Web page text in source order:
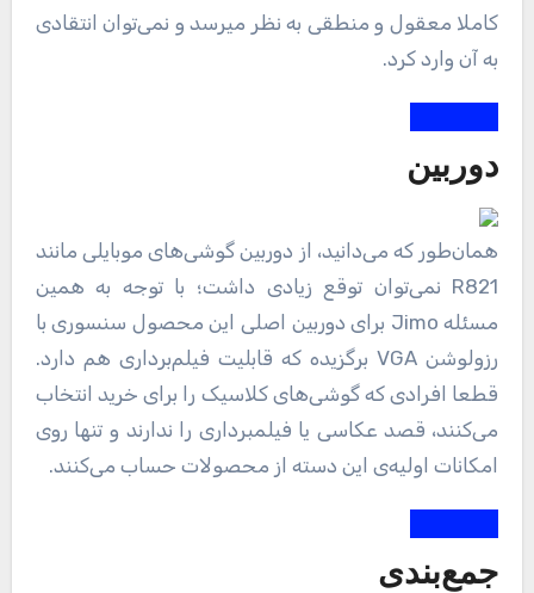
کاملا معقول و منطقی به نظر می‎رسد و نمی‌توان انتقادی
به آن وارد کرد.
دوربین
همان‌طور که می‌دانید، از دوربین گوشی‌های موبایلی مانند
R821 نمی‌توان توقع زیادی داشت؛ با توجه به همین
مسئله Jimo برای دوربین اصلی این محصول سنسوری با
رزولوشن VGA برگزیده که قابلیت فیلم‌برداری هم دارد.
قطعا افرادی که گوشی‌های کلاسیک را برای خرید انتخاب
می‌کنند، قصد عکاسی یا فیلمبرداری را ندارند و تنها روی
امکانات اولیه‌ی این دسته از محصولات حساب می‌کنند.
جمع‌بندی